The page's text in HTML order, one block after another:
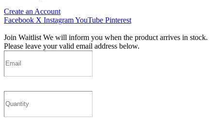
Create an Account
Facebook X InstagramYouTube Pinterest
Join Waitlist We will inform you when the product arrives in stock.
Please leave your valid email address below.